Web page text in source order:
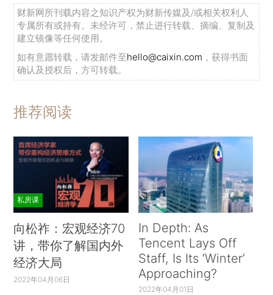
财新网所刊载内容之知识产权为财新传媒及/或相关权利人
专属所有或持有。未经许可，禁止进行转载、摘编、复制及
建立镜像等任何使用。
如有意愿转载，请发邮件至hello@caixin.com ，获得书面
确认及授权后，方可转载。
推荐阅读
私房课
向松祚：宏观经济70
讲，带你了解国内外
经济大局
2022年04月06日
In Depth: As
Tencent Lays Off
Staff, Is Its ‘Winter’
Approaching?
2022年04月01日